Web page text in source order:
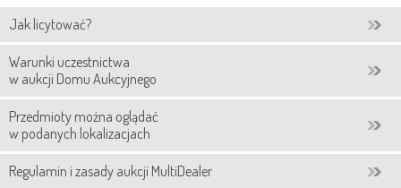
Jak licytować?
Warunki uczestnictwa
w aukcji Domu Aukcyjnego
Przedmioty można oglądać
w podanych lokalizacjach
Regulamin i zasady aukcji MultiDealer